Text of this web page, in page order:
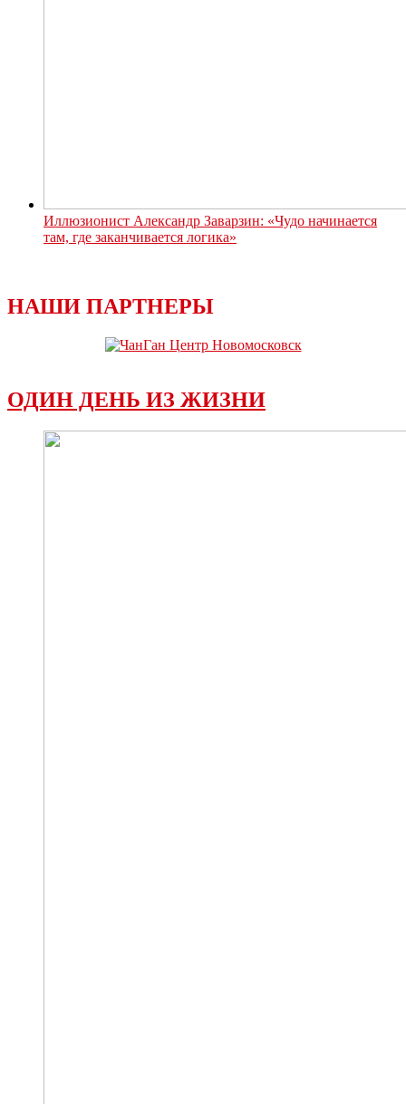
Иллюзионист Александр Заварзин: «Чудо начинается
там, где заканчивается логика»
НАШИ ПАРТНЕРЫ
ОДИН ДЕНЬ ИЗ ЖИЗНИ